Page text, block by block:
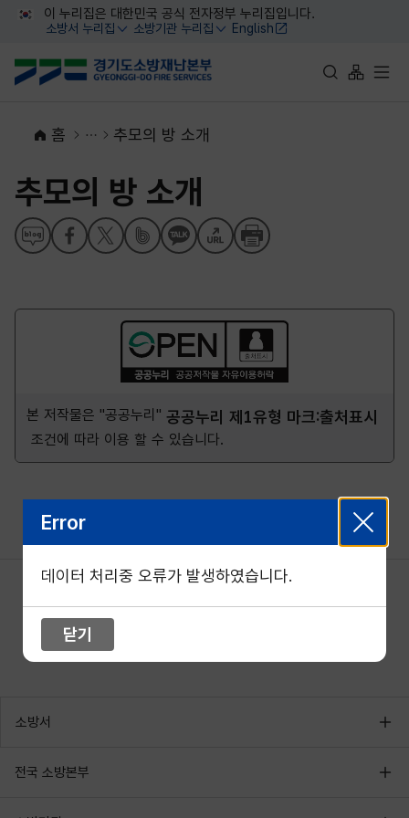
대메뉴 바로가기
본문 바로가기
이 누리집은 대한민국 공식 전자정부 누리집입니다.
소방서 누리집
열기
소방기관 누리집
열기
English
통합검색 바로가
사이트맵
전체
홈 추모의 방 소개
추모의 방 소개
본 저작물은 "공공누리" 공공누리 제1유형 마크:출처표시
조건에 따라 이용 할 수 있습니다.
소방서
전국 소방본부
Error
데이터 처리중 오류가 발생하였습니다.
닫기